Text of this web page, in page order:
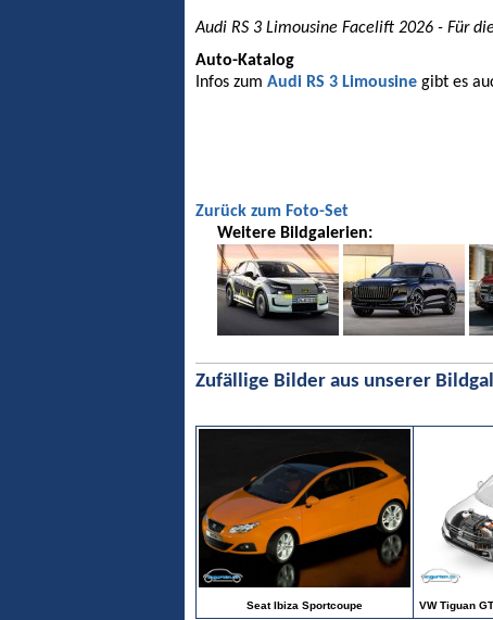
Audi RS 3 Limousine Facelift 2026 - Für
Auto-Katalog
Infos zum Audi RS 3 Limousine gibt es
Zurück zum Foto-Set
Weitere Bildgalerien:
Zufällige Bilder aus unserer
Seat Ibiza Sportcoupe VW Tiguan